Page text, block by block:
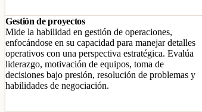
Gestión de proyectos
Mide la habilidad en gestión de operaciones,
enfocándose en su capacidad para manejar detalles
operativos con una perspectiva estratégica. Evalúa
liderazgo, motivación de equipos, toma de
decisiones bajo presión, resolución de problemas y
habilidades de negociación.